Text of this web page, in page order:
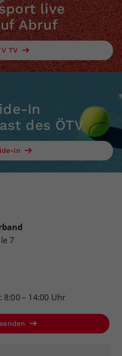
live
Abruf
TV
In
des ÖTV
In
7
– 14:00 Uhr